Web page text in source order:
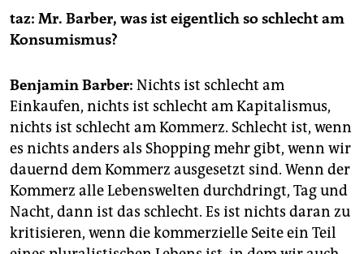
fragen & hilfe
unterstützen
genossenschaft
epaper login
taz: Mr. Barber, was ist eigentlich so schlecht am
Konsumismus?
Benjamin Barber: Nichts ist schlecht am
Einkaufen, nichts ist schlecht am Kapitalismus,
nichts ist schlecht am Kommerz. Schlecht ist, wenn
es nichts anders als Shopping mehr gibt, wenn wir
dauernd dem Kommerz ausgesetzt sind. Wenn der
Kommerz alle Lebenswelten durchdringt, Tag und
Nacht, dann ist das schlecht. Es ist nichts daran zu
kritisieren, wenn die kommerzielle Seite ein Teil